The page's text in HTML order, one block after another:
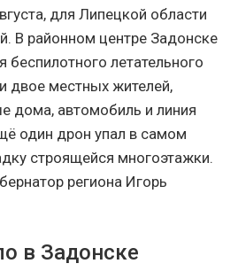
для Липецкой области
В районном центре Задонске
беспилотного летательного
двое местных жителей,
дома, автомобиль и линия
один дрон упал в самом
строящейся многоэтажки.
региона Игорь
в Задонске